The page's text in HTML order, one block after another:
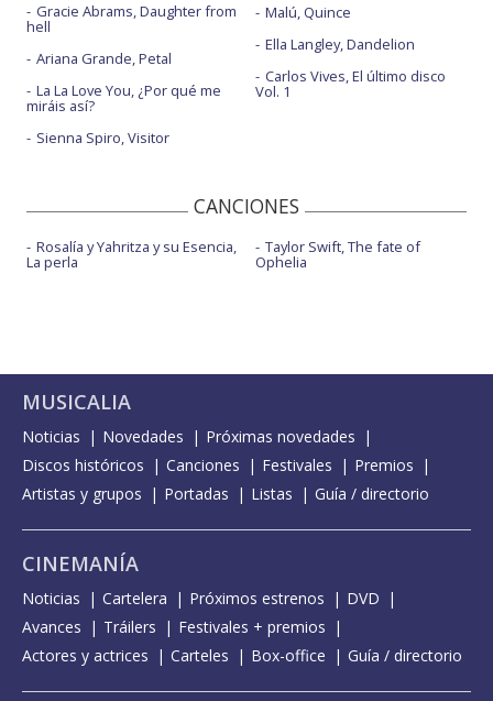
Gracie Abrams, Daughter from
hell
Ariana Grande, Petal
La La Love You, ¿Por qué me
miráis así?
Sienna Spiro, Visitor
Malú, Quince
Ella Langley, Dandelion
Carlos Vives, El último disco
Vol. 1
CANCIONES
Rosalía y Yahritza y su Esencia,
La perla
Taylor Swift, The fate of
Ophelia
MUSICALIA
Noticias Novedades
Próximas novedades
Discos históricos
Canciones Festivales
Premios
Artistas y grupos
Portadas Listas Guía / directorio
CINEMANÍA
Noticias Cartelera Próximos estrenos
DVD
Avances
Tráilers
Festivales + premios
Actores y actrices
Carteles Box-office Guía / directorio